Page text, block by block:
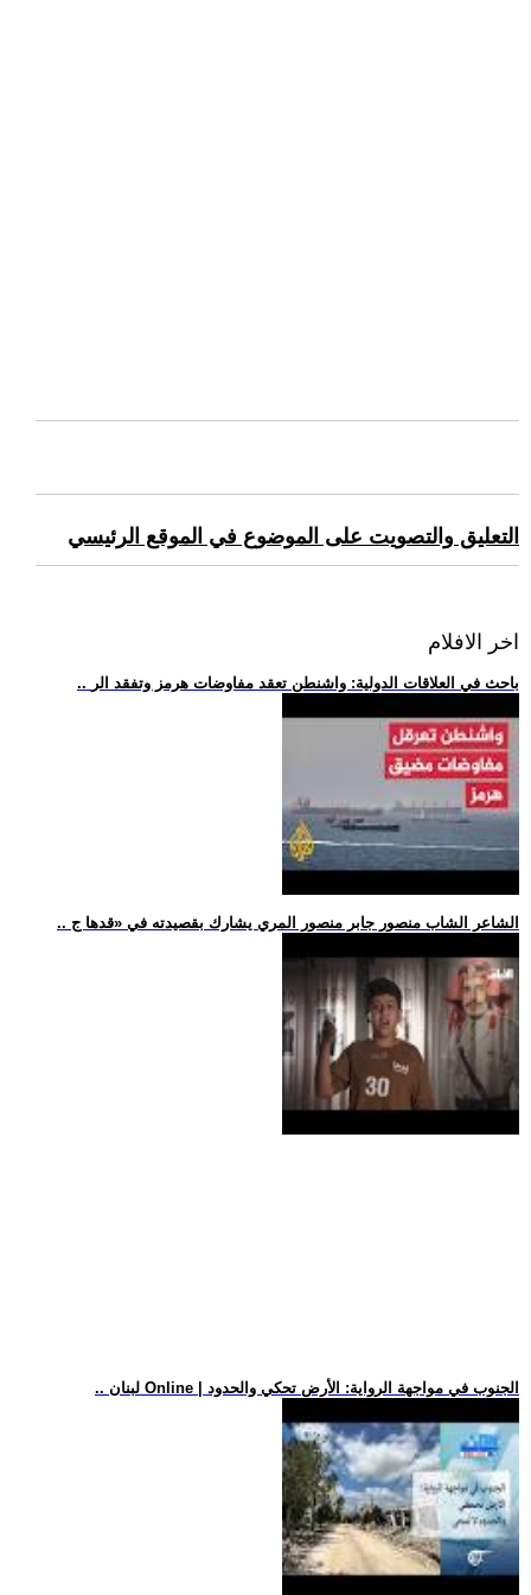
التعليق والتصويت على الموضوع في الموقع الرئيسي
اخر الافلام
.. باحث في العلاقات الدولية: واشنطن تعقد مفاوضات هرمز وتفقد الر
.. الشاعر الشاب منصور جابر منصور المري يشارك بقصيدته في «قدها ج
.. لبنان Online | الجنوب في مواجهة الرواية: الأرض تحكي والحدود